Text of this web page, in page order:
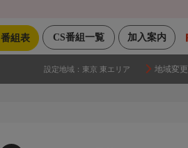
加入案内
CS番組一覧
番組表
設定地域： 東京 東エリア 地域変更